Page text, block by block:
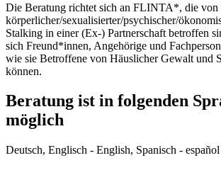
Die Beratung richtet sich an FLINTA*, die von
körperlicher/sexualisierter/psychischer/
Stalking in einer (Ex-) Partnerschaft betroffen
sich Freund*innen, Angehörige und
wie sie Betroffene von Häuslicher Gewalt und
können.
Beratung ist in folgenden
möglich
Deutsch, Englisch - English, Spanisch - español